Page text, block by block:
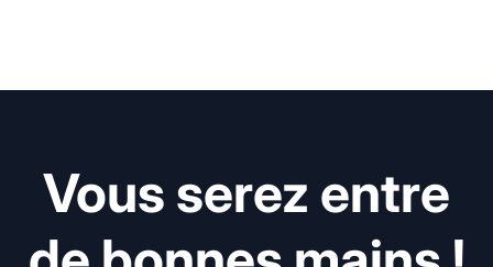
Vous serez entre